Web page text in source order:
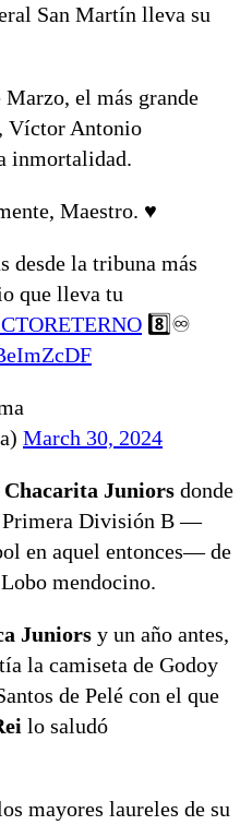
San Martín lleva su
Marzo, el más grande
Víctor Antonio
inmortalidad.
Maestro. ♥️
desde la tribuna más
que lleva tu
8️⃣♾️
March 30, 2024
Chacarita Juniors donde
Primera División B —
en aquel entonces— de
mendocino.
Juniors y un año antes,
la camiseta de Godoy
de Pelé con el que
lo saludó
mayores laureles de su